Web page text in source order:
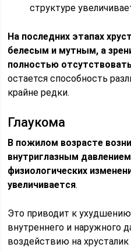
структуре
На последних этапах
белесым и мутным, а
полностью
остается способность
крайне редки.
Глаукома
В пожилом возрасте
внутриглазным
физиологических
увеличивается.
Это приводит к ухудшению
внутреннего и наружного
воздействию на хрусталик